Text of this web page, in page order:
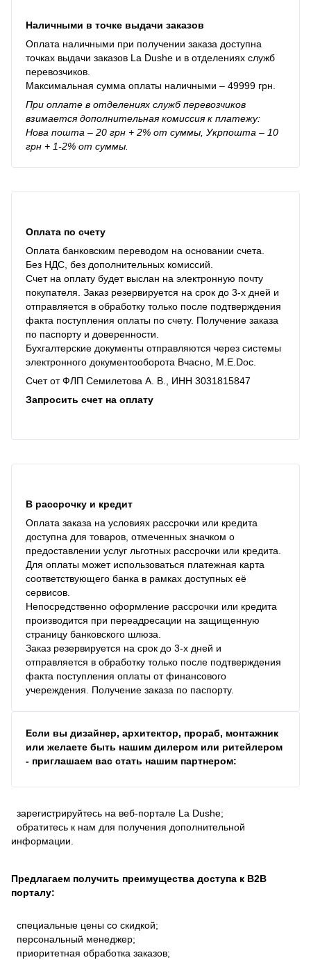
Наличными в точке выдачи заказов
Оплата наличными при получении заказа доступна
точках выдачи заказов La Dushe и в отделениях служб
перевозчиков.
Максимальная сумма оплаты наличными – 49999 грн.
При оплате в отделениях служб перевозчиков
взимается дополнительная комиссия к платежу:
Нова пошта – 20 грн + 2% от суммы, Укрпошта – 10
грн + 1-2% от суммы.
Оплата по счету
Оплата банковским переводом на основании счета.
Без НДС, без дополнительных комиссий.
Счет на оплату будет выслан на электронную почту
покупателя. Заказ резервируется на срок до 3-х дней и
отправляется в обработку только после подтверждения
факта поступления оплаты по счету. Получение заказа
по паспорту и доверенности.
Бухгалтерские документы отправляются через системы
электронного документооборота Вчасно, M.E.Doc.
Счет от ФЛП Семилетова А. В., ИНН 3031815847
Запросить счет на оплату
В рассрочку и кредит
Оплата заказа на условиях рассрочки или кредита
доступна для товаров, отмеченных значком о
предоставлении услуг льготных рассрочки или кредита.
Для оплаты может использоваться платежная карта
соответствующего банка в рамках доступных её
сервисов.
Непосредственно оформление рассрочки или кредита
производится при переадресации на защищенную
страницу банковского шлюза.
Заказ резервируется на срок до 3-х дней и
отправляется в обработку только после подтверждения
факта поступления оплаты от финансового
учереждения. Получение заказа по паспорту.
Если вы дизайнер, архитектор, прораб, монтажник
или желаете быть нашим дилером или ритейлером
- приглашаем вас стать нашим партнером:
зарегистрируйтесь на веб-портале La Dushe;
обратитесь к нам для получения дополнительной
информации.
Предлагаем получить преимущества доступа к В2В
порталу:
специальные цены со скидкой;
персональный менеджер;
приоритетная обработка заказов;